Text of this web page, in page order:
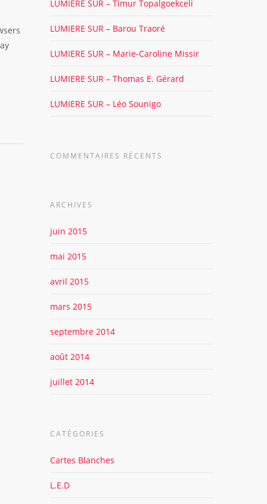
LUMIERE SUR – Timur Topalgoekceli
LUMIERE SUR – Barou Traoré
LUMIERE SUR – Marie-Caroline Missir
LUMIERE SUR – Thomas E. Gérard
LUMIERE SUR – Léo Sounigo
COMMENTAIRES RÉCENTS
ARCHIVES
juin 2015
mai 2015
avril 2015
mars 2015
septembre 2014
août 2014
juillet 2014
CATÉGORIES
Cartes Blanches
L.E.D